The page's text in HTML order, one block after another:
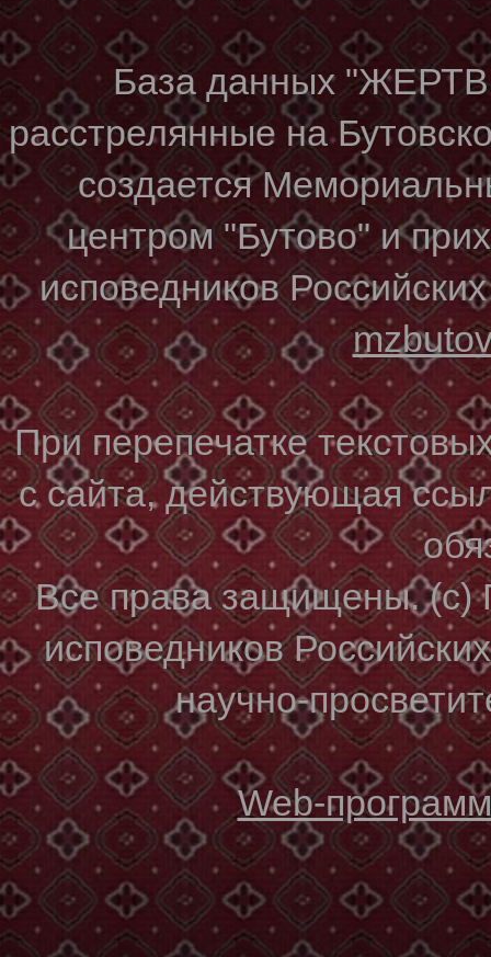
База данных
расстрелянные на
создается
центром "Бутово" и
исповедников
При перепечатке
с сайта, действующая
Все права защищены. (с)
исповедников
научно-
Web-